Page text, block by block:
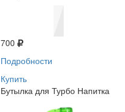
700
Подробности
Купить
Бутылка для Турбо Напитка